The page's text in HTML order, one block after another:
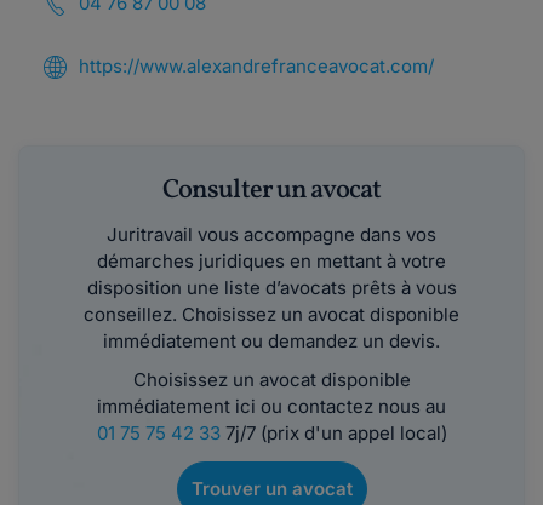
https://www.alexandrefranceavocat.com/
Consulter un avocat
Juritravail vous accompagne dans vos
démarches juridiques en mettant à votre
disposition une liste d’avocats prêts à vous
conseillez. Choisissez un avocat disponible
immédiatement ou demandez un devis.
Choisissez un avocat disponible
immédiatement ici ou contactez nous au
01 75 75 42 337j/7 (prix d'un appel local)
Trouver un avocat